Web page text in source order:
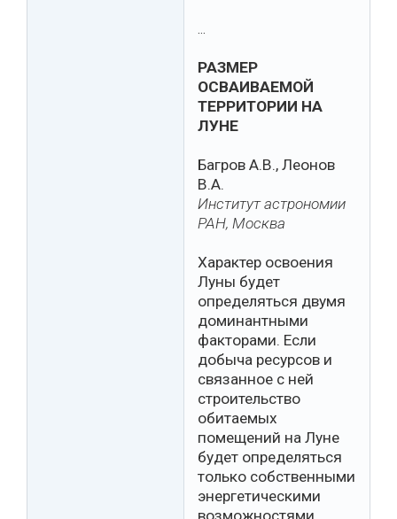
…
РАЗМЕР
ОСВАИВАЕМОЙ
ТЕРРИТОРИИ НА
ЛУНЕ
Багров А.В., Леонов
В.А.
Институт астрономии
РАН, Москва
Характер освоения
Луны будет
определяться двумя
доминантными
факторами. Если
добыча ресурсов и
связанное с ней
строительство
обитаемых
помещений на Луне
будет определяться
только собственными
энергетическими